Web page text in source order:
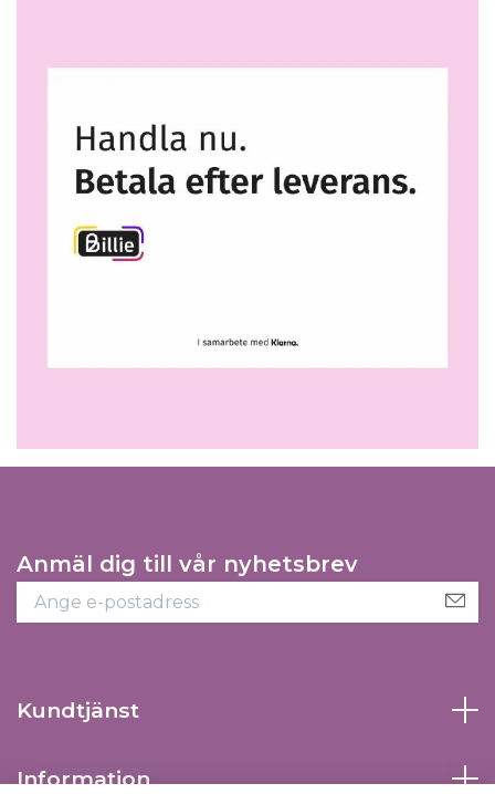
Anmäl dig till vår nyhetsbrev
Kundtjänst
Information